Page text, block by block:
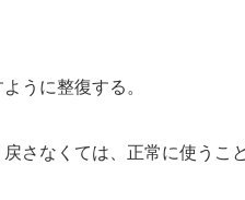
うに整復する。
さなくては、正常に使うこ